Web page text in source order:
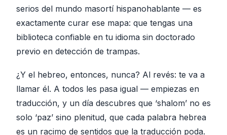
serios del mundo masortí hispanohablante — es
exactamente curar ese mapa: que tengas una
biblioteca confiable en tu idioma sin doctorado
previo en detección de trampas.
¿Y el hebreo, entonces, nunca? Al revés: te va a
llamar él. A todos les pasa igual — empiezas en
traducción, y un día descubres que ‘shalom’ no es
solo ‘paz’ sino plenitud, que cada palabra hebrea
es un racimo de sentidos que la traducción poda.